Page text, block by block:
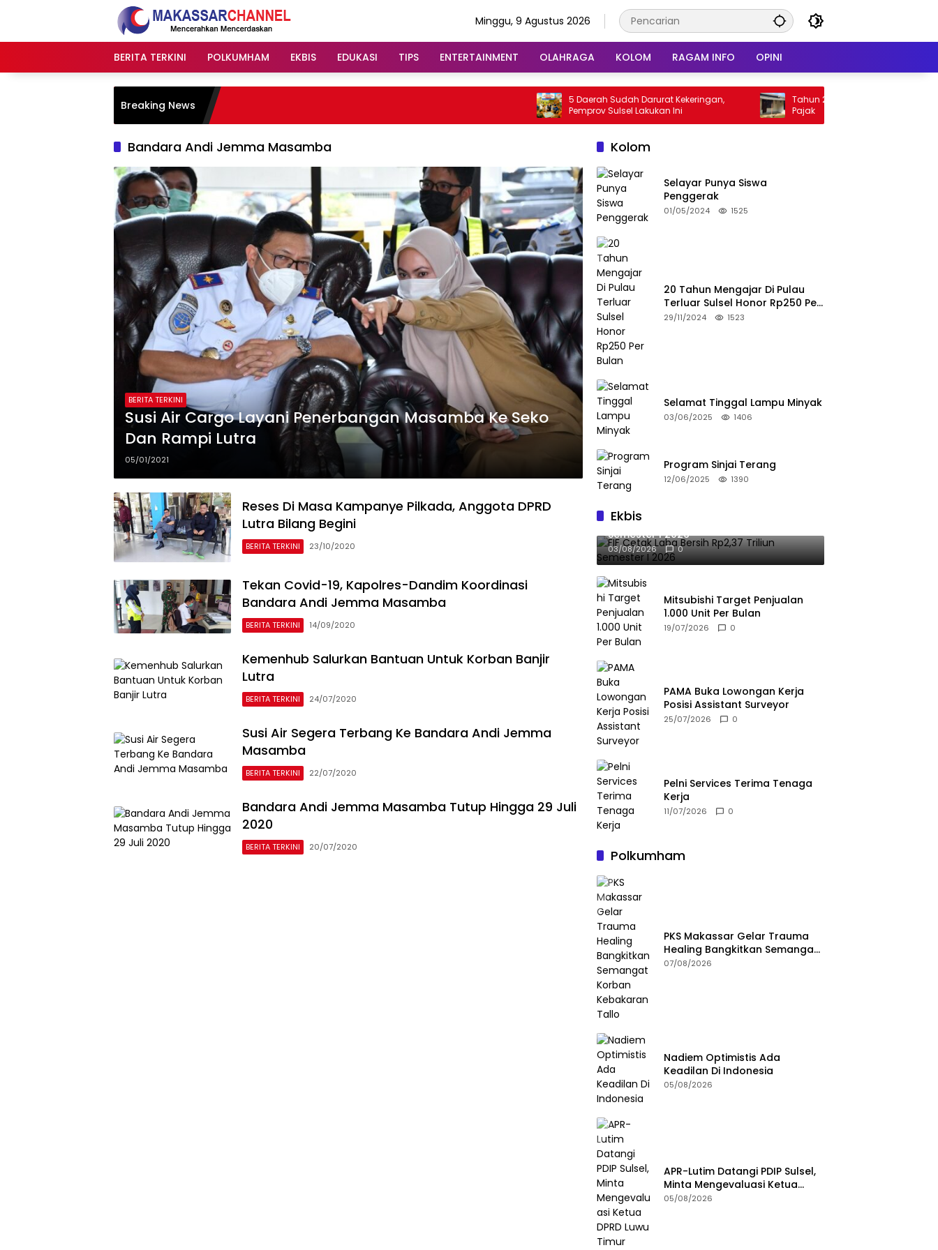
Minggu, 9 Agustus 2026
BERITA TERKINI POLKUMHAM EKBIS EDUKASI TIPS ENTERTAINMENT OLAHRAGA KOLOM RAGAM INFO OPINI
Breaking News
5 Daerah Sudah Darurat Kekeringan,
Pemprov Sulsel Lakukan Ini
Tahun 2027 Rumah Kontrakan Kena
Pajak
Bandara Andi Jemma Masamba
BERITA TERKINI
Susi Air Cargo Layani Penerbangan Masamba Ke Seko
Dan Rampi Lutra
05/01/2021
Reses Di Masa Kampanye Pilkada, Anggota DPRD
Lutra Bilang Begini
BERITA TERKINI 23/10/2020
Tekan Covid-19, Kapolres-Dandim Koordinasi
Bandara Andi Jemma Masamba
BERITA TERKINI 14/09/2020
Kemenhub Salurkan Bantuan Untuk Korban Banjir
Lutra
BERITA TERKINI 24/07/2020
Susi Air Segera Terbang Ke Bandara Andi Jemma
Masamba
BERITA TERKINI 22/07/2020
Bandara Andi Jemma Masamba Tutup Hingga 29 Juli
2020
BERITA TERKINI 20/07/2020
Kolom
Selayar Punya Siswa
Penggerak
01/05/2024 1525
20 Tahun Mengajar Di Pulau
Terluar Sulsel Honor Rp250 Per
Bulan
29/11/2024 1523
Selamat Tinggal Lampu Minyak
03/06/2025 1406
Program Sinjai Terang
12/06/2025 1390
Ekbis
FIF Cetak Laba Bersih Rp2,37 Triliun
Semester I 2026
03/08/2026 0
Mitsubishi Target Penjualan
1.000 Unit Per Bulan
19/07/2026 0
PAMA Buka Lowongan Kerja
Posisi Assistant Surveyor
25/07/2026 0
Pelni Services Terima Tenaga
Kerja
11/07/2026 0
Polkumham
PKS Makassar Gelar Trauma
Healing Bangkitkan Semangat
Korban Kebakaran Tallo
07/08/2026
Nadiem Optimistis Ada
Keadilan Di Indonesia
05/08/2026
APR-Lutim Datangi PDIP Sulsel,
Minta Mengevaluasi Ketua
DPRD Luwu Timur
05/08/2026